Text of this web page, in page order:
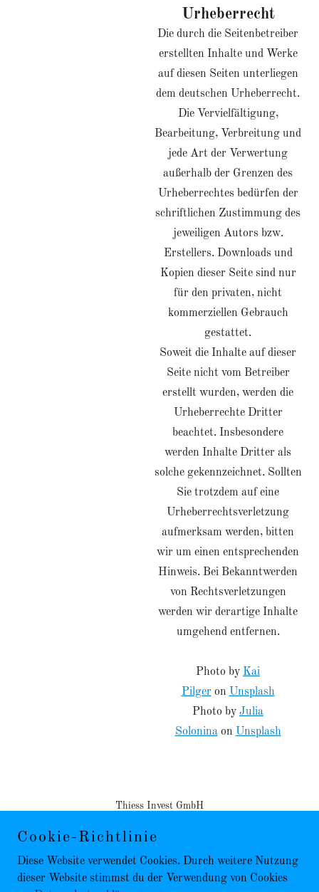
Urheberrecht
Die durch die Seitenbetreiber
erstellten Inhalte und Werke
auf diesen Seiten unterliegen
dem deutschen Urheberrecht.
Die Vervielfältigung,
Bearbeitung, Verbreitung und
jede Art der Verwertung
außerhalb der Grenzen des
Urheberrechtes bedürfen der
schriftlichen Zustimmung des
jeweiligen Autors bzw.
Erstellers. Downloads und
Kopien dieser Seite sind nur
für den privaten, nicht
kommerziellen Gebrauch
gestattet.
Soweit die Inhalte auf dieser
Seite nicht vom Betreiber
erstellt wurden, werden die
Urheberrechte Dritter
beachtet. Insbesondere
werden Inhalte Dritter als
solche gekennzeichnet. Sollten
Sie trotzdem auf eine
Urheberrechtsverletzung
aufmerksam werden, bitten
wir um einen entsprechenden
Hinweis. Bei Bekanntwerden
von Rechtsverletzungen
werden wir derartige Inhalte
umgehend entfernen.
Photo by Kai
Pilgeron Unsplash
Photo by Julia
Soloninaon Unsplash
Thiess Invest GmbH
Cookie-Richtlinie
Diese Website verwendet Cookies. Durch weitere Nutzung
dieser Website stimmst du der Verwendung von Cookies